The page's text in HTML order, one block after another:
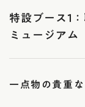
特設ブース1
ミュージアム
一点物の貴重